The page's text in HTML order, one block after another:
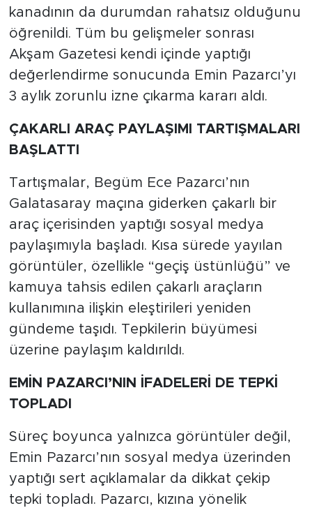
kanadının da durumdan rahatsız olduğunu
öğrenildi. Tüm bu gelişmeler sonrası
Akşam Gazetesi kendi içinde yaptığı
değerlendirme sonucunda Emin Pazarcı’yı
3 aylık zorunlu izne çıkarma kararı aldı.
ÇAKARLI ARAÇ PAYLAŞIMI TARTIŞMALARI
BAŞLATTI
Tartışmalar, Begüm Ece Pazarcı’nın
Galatasaray maçına giderken çakarlı bir
araç içerisinden yaptığı sosyal medya
paylaşımıyla başladı. Kısa sürede yayılan
görüntüler, özellikle “geçiş üstünlüğü” ve
kamuya tahsis edilen çakarlı araçların
kullanımına ilişkin eleştirileri yeniden
gündeme taşıdı. Tepkilerin büyümesi
üzerine paylaşım kaldırıldı.
EMİN PAZARCI’NIN İFADELERİ DE TEPKİ
TOPLADI
Süreç boyunca yalnızca görüntüler değil,
Emin Pazarcı’nın sosyal medya üzerinden
yaptığı sert açıklamalar da dikkat çekip
tepki topladı. Pazarcı, kızına yönelik